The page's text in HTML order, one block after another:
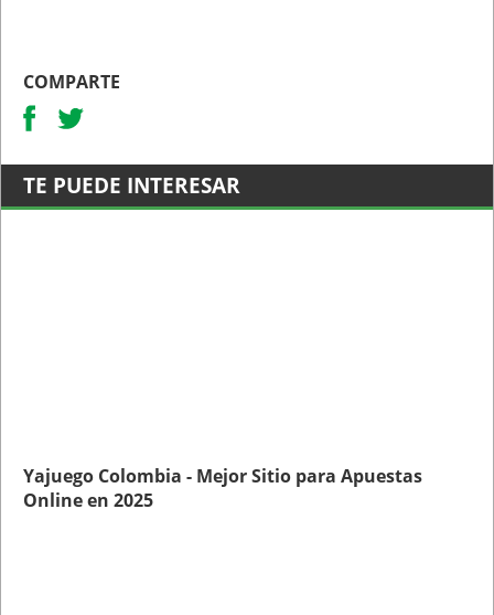
COMPARTE
TE PUEDE INTERESAR
Yajuego Colombia - Mejor Sitio para Apuestas
Online en 2025